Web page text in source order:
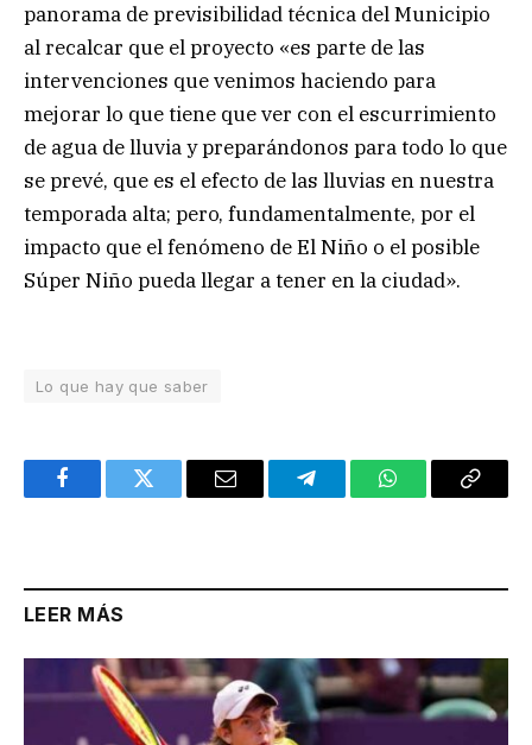
panorama de previsibilidad técnica del Municipio
al recalcar que el proyecto «es parte de las
intervenciones que venimos haciendo para
mejorar lo que tiene que ver con el escurrimiento
de agua de lluvia y preparándonos para todo lo que
se prevé, que es el efecto de las lluvias en nuestra
temporada alta; pero, fundamentalmente, por el
impacto que el fenómeno de El Niño o el posible
Súper Niño pueda llegar a tener en la ciudad».
Lo que hay que saber
FacebookTwitter Email TelegramWhatsAppCopy
LEER MÁS